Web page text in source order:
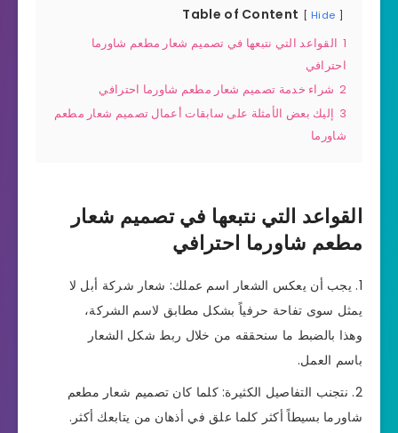
Table of Content Hide
1 القواعد التي نتبعها في تصميم شعار مطعم شاورما
احترافي
2 شراء خدمة تصميم شعار مطعم شاورما احترافي
3 إليك بعض الأمثلة على سابقات أعمال تصميم شعار مطعم
شاورما
القواعد التي نتبعها في تصميم شعار
مطعم شاورما احترافي
يجب أن يعكس الشعار اسم عملك: شعار شركة أبل لا
يمثل سوى تفاحة حرفياً بشكل مطابق لاسم الشركة،
وهذا بالضبط ما سنحققه من خلال ربط شكل الشعار
باسم العمل.
نتجنب التفاصيل الكثيرة: كلما كان تصميم شعار مطعم
شاورما بسيطاً أكثر كلما علق في أذهان من يتابعك أكثر.